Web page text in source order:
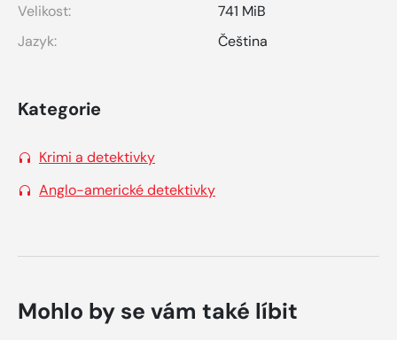
Velikost:
741 MiB
Jazyk:
Čeština
Kategorie
Krimi a detektivky
Anglo-americké detektivky
Mohlo by se vám také líbit